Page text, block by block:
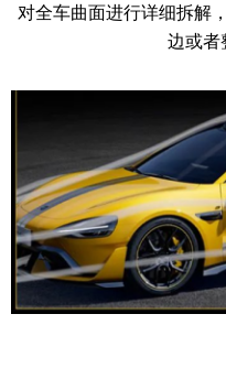
对全车曲面进行详细拆解
边或者